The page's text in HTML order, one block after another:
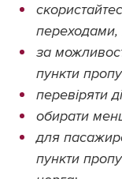
за
пункти
перевіряти
обирати
для
пункти